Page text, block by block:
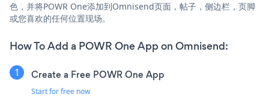
色，并将POWR One添加到Omnisend页面，帖子，侧边栏，页脚
或您喜欢的任何位置现场。
How To Add a POWR One App on Omnisend:
Create a Free POWR One App
Start for free now